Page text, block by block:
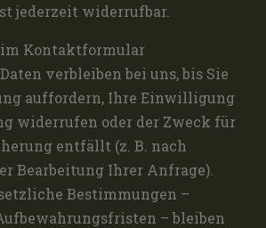
jederzeit widerrufbar.
Kontaktformular
verbleiben bei uns, bis Sie
auffordern, Ihre Einwilligung
widerrufen oder der Zweck für
entfällt (z. B. nach
Bearbeitung Ihrer Anfrage).
Bestimmungen –
– bleiben